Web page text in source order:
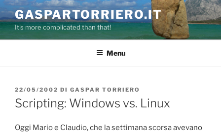
Salta
al
contenuto
GASPARTORRIERO.IT
It's more complicated than that!
Menu
PUBBLICATO
IL
22/05/2002 DI GASPAR TORRIERO
Scripting: Windows vs. Linux
Oggi Mario e Claudio, che la settimana scorsa avevano